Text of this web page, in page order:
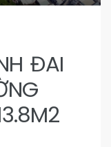
ĐAI